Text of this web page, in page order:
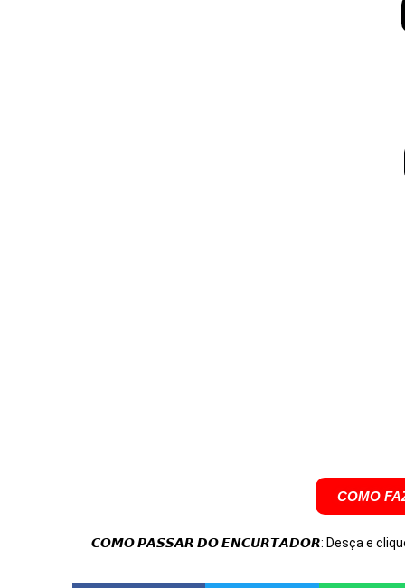
COMO
𝘾𝙊𝙈𝙊 𝙋𝘼𝙎𝙎𝘼𝙍 𝘿𝙊 𝙀𝙉𝘾𝙐𝙍𝙏𝘼𝘿𝙊𝙍: Desça e clique